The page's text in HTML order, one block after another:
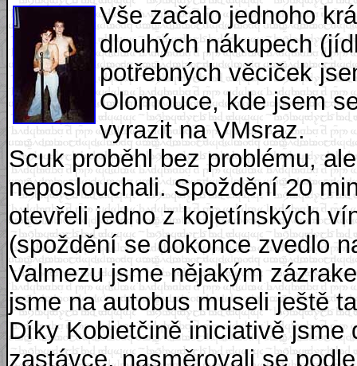
Vše začalo jednoho
dlouhých nákupech
potřebných věciček
Olomouce, kde jsem
vyrazit na VMsraz.
Scuk proběhl bez problému,
neposlouchali. Spoždění 20
otevřeli jedno z kojetínských
(spoždění se dokonce zvedlo
Valmezu jsme nějakým
jsme na autobus museli ještě
Díky Kobietčině iniciativě jsme
zastávce, nasměrovali se